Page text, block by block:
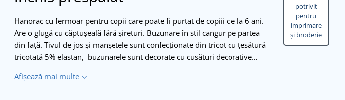
potrivit
pentru
imprimare
și broderie
Hanorac cu fermoar pentru copii care poate fi purtat de copiii de la 6 ani.
Are o glugă cu căptușeală fără șireturi. Buzunare în stil cangur pe partea
din față. Tivul de jos și manșetele sunt confecționate din tricot cu țesătură
tricotată 5% elastan, buzunarele sunt decorate cu cusături decorative…
Afișează mai multe